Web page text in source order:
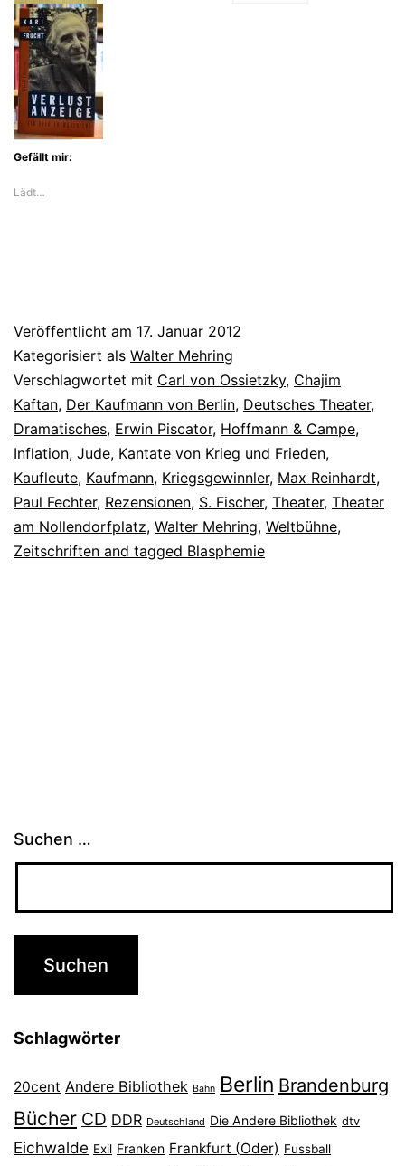
Gefällt mir:
Lädt…
Veröffentlicht am 17. Januar 2012
Kategorisiert als Walter Mehring
Verschlagwortet mit Carl von Ossietzky, Chajim
Kaftan, Der Kaufmann von Berlin, Deutsches Theater,
Dramatisches, Erwin Piscator, Hoffmann & Campe,
Inflation, Jude, Kantate von Krieg und Frieden,
Kaufleute, Kaufmann, Kriegsgewinnler, Max Reinhardt,
Paul Fechter, Rezensionen, S. Fischer, Theater, Theater
am Nollendorfplatz, Walter Mehring, Weltbühne,
Zeitschriften and tagged Blasphemie
Suchen …
Schlagwörter
20cent Andere Bibliothek Bahn Berlin Brandenburg
Bücher CD DDR Deutschland Die Andere Bibliothek dtv
Eichwalde Exil Franken Frankfurt (Oder) Fussball